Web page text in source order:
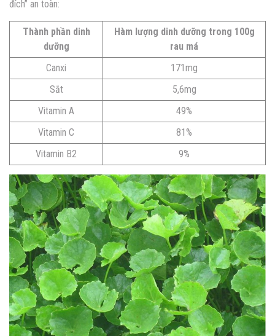
đích” an toàn:
Thành phần dinh
dưỡng
Hàm lượng dinh dưỡng trong 100g
rau má
Canxi
171mg
Sắt
5,6mg
Vitamin A
49%
Vitamin C
81%
Vitamin B2
9%